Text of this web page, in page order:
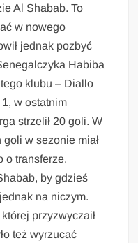
Al Shabab. To
w nowego
jednak pozbyć
Habiba
klubu – Diallo
1, w ostatnim
strzelił 20 goli. W
w sezonie miał
o transferze.
by gdzieś
na niczym.
przyzwyczaił
też wyrzucać